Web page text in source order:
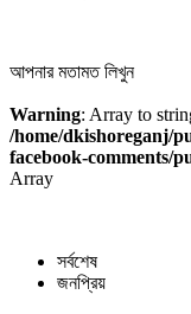
আপনার মতামত লিখুন
Warning: Array to
/home/dkishoreganj/
facebook-comments/
Array
সর্বশেষ
জনপ্রিয়